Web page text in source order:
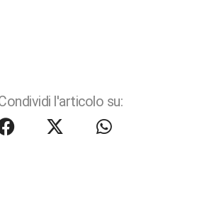
l'articolo su: